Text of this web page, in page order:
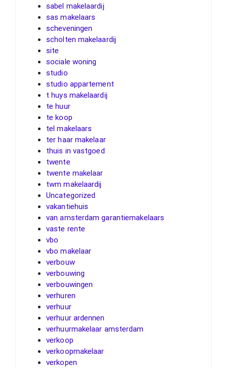
sabel makelaardij
sas makelaars
scheveningen
scholten makelaardij
site
sociale woning
studio
studio appartement
t huys makelaardij
te huur
te koop
tel makelaars
ter haar makelaar
thuis in vastgoed
twente
twente makelaar
twm makelaardij
Uncategorized
vakantiehuis
van amsterdam garantiemakelaars
vaste rente
vbo
vbo makelaar
verbouw
verbouwing
verbouwingen
verhuren
verhuur
verhuur ardennen
verhuurmakelaar amsterdam
verkoop
verkoopmakelaar
verkopen